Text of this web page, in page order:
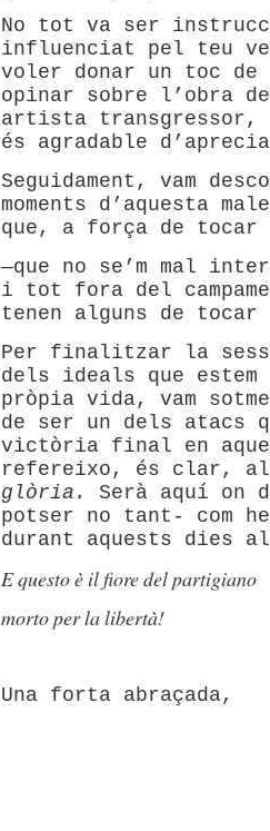
No tot va ser
influenciat pel teu
voler donar un toc de
opinar sobre l’obra
artista transgressor,
és agradable
Seguidament, vam
moments d’aquesta
que, a força de tocar
—que no se’m mal
i tot fora del
tenen alguns de tocar
Per finalitzar la
dels ideals que estem
pròpia vida, vam
de ser un dels atacs
victòria final en
refereixo, és clar, al
glòria. Serà aquí on
potser no tant- com
durant aquests dies
E questo è il fiore del partigiano
morto per la libertà!
Una forta abraçada,